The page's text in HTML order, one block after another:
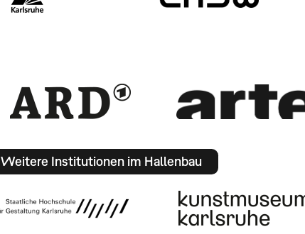
Weitere Institutionen im Hallenbau